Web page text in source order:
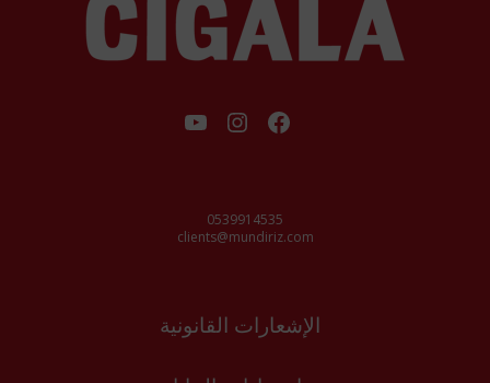
فيسبوكإنستجرام
يوتيوب
0539914535
clients@mundiriz.com
الإشعارات القانونية